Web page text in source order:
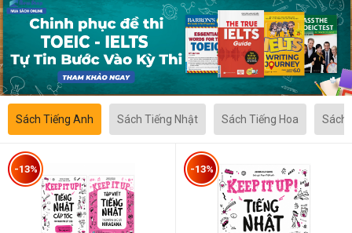
Sách Tiếng Anh Sách Tiếng Nhật Sách Tiếng Hoa Sách
-13% -13%